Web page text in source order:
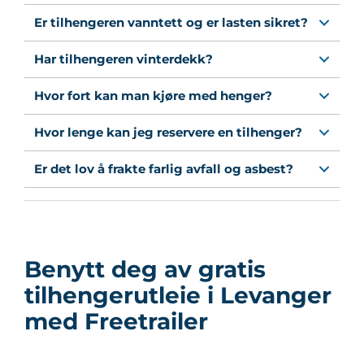
Er tilhengeren vanntett og er lasten sikret?
Har tilhengeren vinterdekk?
Hvor fort kan man kjøre med henger?
Hvor lenge kan jeg reservere en tilhenger?
Er det lov å frakte farlig avfall og asbest?
Benytt deg av gratis
tilhengerutleie i Levanger
med Freetrailer